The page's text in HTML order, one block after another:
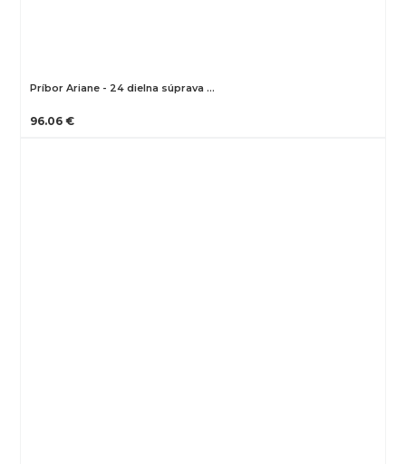
Príbor Ariane - 24 dielna súprava …
96.06 €